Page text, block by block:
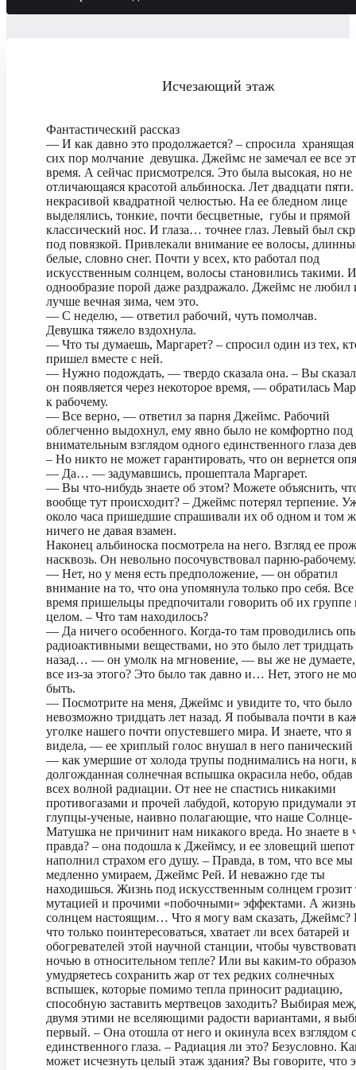
Исчезающий этаж
Фантастический рассказ
— И как давно это продолжается? – спросила хранящая
сих пор молчание девушка. Джеймс не замечал ее все
время. А сейчас присмотрелся. Это была высокая, но не
отличающаяся красотой альбиноска. Лет двадцати
некрасивой квадратной челюстью. На ее бледном лице
выделялись, тонкие, почти бесцветные, губы и прямой
классический нос. И глаза… точнее глаз. Левый был
под повязкой. Привлекали внимание ее волосы,
белые, словно снег. Почти у всех, кто работал под
искусственным солнцем, волосы становились такими. И
однообразие порой даже раздражало. Джеймс не любил
лучше вечная зима, чем это.
— С неделю, — ответил рабочий, чуть помолчав.
Девушка тяжело вздохнула.
— Что ты думаешь, Маргарет? – спросил один из тех,
пришел вместе с ней.
— Нужно подождать, — твердо сказала она. – Вы
он появляется через некоторое время, — обратилась
к рабочему.
— Все верно, — ответил за парня Джеймс. Рабочий
облегченно выдохнул, ему явно было не комфортно под
внимательным взглядом одного единственного глаза
– Но никто не может гарантировать, что он вернется
— Да… — задумавшись, прошептала Маргарет.
— Вы что-нибудь знаете об этом? Можете объяснить,
вообще тут происходит? – Джеймс потерял терпение.
около часа пришедшие спрашивали их об одном и том
ничего не давая взамен.
Наконец альбиноска посмотрела на него. Взгляд ее
насквозь. Он невольно посочувствовал парню-рабочему.
— Нет, но у меня есть предположение, — он обратил
внимание на то, что она упомянула только про себя. Все
время пришельцы предпочитали говорить об их группе
целом. – Что там находилось?
— Да ничего особенного. Когда-то там проводились
радиоактивными веществами, но это было лет тридцать
назад… — он умолк на мгновение, — вы же не думаете,
все из-за этого? Это было так давно и… Нет, этого не
быть.
— Посмотрите на меня, Джеймс и увидите то, что было
невозможно тридцать лет назад. Я побывала почти в
уголке нашего почти опустевшего мира. И знаете, что я
видела, — ее хриплый голос внушал в него панический
— как умершие от холода трупы поднимались на ноги,
долгожданная солнечная вспышка окрасила небо, обдав
всех волной радиации. От нее не спастись никакими
противогазами и прочей лабудой, которую придумали
глупцы-ученые, наивно полагающие, что наше Солнце-
Матушка не причинит нам никакого вреда. Но знаете в
правда? – она подошла к Джеймсу, и ее зловещий шепот
наполнил страхом его душу. – Правда, в том, что все мы
медленно умираем, Джеймс Рей. И неважно где ты
находишься. Жизнь под искусственным солнцем грозит
мутацией и прочими «побочными» эффектами. А
солнцем настоящим… Что я могу вам сказать, Джеймс?
что только поинтересоваться, хватает ли всех батарей и
обогревателей этой научной станции, чтобы
ночью в относительном тепле? Или вы каким-то
умудряетесь сохранить жар от тех редких солнечных
вспышек, которые помимо тепла приносит радиацию,
способную заставить мертвецов заходить? Выбирая
двумя этими не вселяющими радости вариантами, я
первый. – Она отошла от него и окинула всех взглядом
единственного глаза. – Радиация ли это? Безусловно.
может исчезнуть целый этаж здания? Вы говорите, что